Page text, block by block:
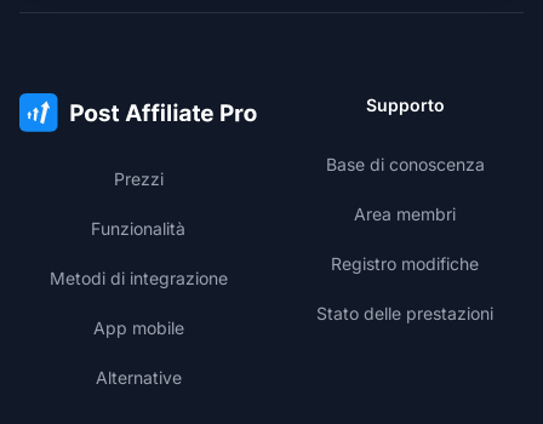
Prezzi
Funzionalità
Metodi di integrazione
App mobile
Alternative
Supporto
Base di conoscenza
Area membri
Registro modifiche
Stato delle prestazioni